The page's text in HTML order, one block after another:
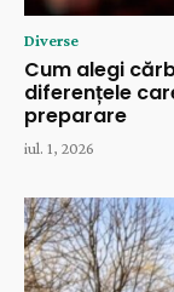
Diverse
Cum alegi
diferențele
preparare
iul. 1, 2026